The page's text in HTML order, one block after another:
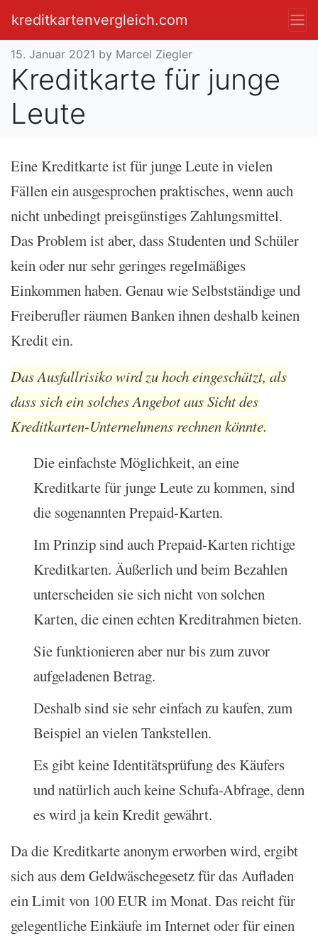
kreditkartenvergleich.com
15. Januar 2021 by Marcel Ziegler
Kreditkarte für junge
Leute
Eine Kreditkarte ist für junge Leute in vielen
Fällen ein ausgesprochen praktisches, wenn auch
nicht unbedingt preisgünstiges Zahlungsmittel.
Das Problem ist aber, dass Studenten und Schüler
kein oder nur sehr geringes regelmäßiges
Einkommen haben. Genau wie Selbstständige und
Freiberufler räumen Banken ihnen deshalb keinen
Kredit ein.
Das Ausfallrisiko wird zu hoch eingeschätzt, als
dass sich ein solches Angebot aus Sicht des
Kreditkarten-Unternehmens rechnen könnte.
Die einfachste Möglichkeit, an eine
Kreditkarte für junge Leute zu kommen, sind
die sogenannten Prepaid-Karten.
Im Prinzip sind auch Prepaid-Karten richtige
Kreditkarten. Äußerlich und beim Bezahlen
unterscheiden sie sich nicht von solchen
Karten, die einen echten Kreditrahmen bieten.
Sie funktionieren aber nur bis zum zuvor
aufgeladenen Betrag.
Deshalb sind sie sehr einfach zu kaufen, zum
Beispiel an vielen Tankstellen.
Es gibt keine Identitätsprüfung des Käufers
und natürlich auch keine Schufa-Abfrage, denn
es wird ja kein Kredit gewährt.
Da die Kreditkarte anonym erworben wird, ergibt
sich aus dem Geldwäschegesetz für das Aufladen
ein Limit von 100 EUR im Monat. Das reicht für
gelegentliche Einkäufe im Internet oder für einen